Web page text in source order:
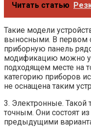
Читать статью
Такие модели
выносными. В первом
приборную панель
модификацию можно
подходящем месте на
категорию приборов
не оснащена таким
3. Электронные. Такой
точным. Они состоят
предыдущими